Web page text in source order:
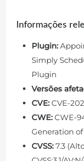
Informações
Plugin:
Simply
Plugin
Versões
CVE:CVE-
CWE:CWE-
Generation of
CVSS:7.3